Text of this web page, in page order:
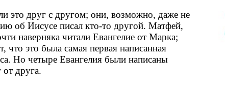
это друг с другом; они, возможно, даже не
об Иисусе писал кто-то другой. Матфей,
наверняка читали Евангелие от Марка;
что это была самая первая написанная
Но четыре Евангелия были написаны
от друга.